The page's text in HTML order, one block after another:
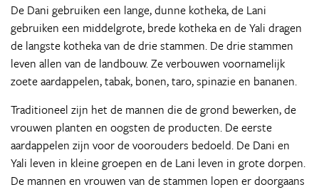
De Dani gebruiken een lange, dunne kotheka, de Lani
gebruiken een middelgrote, brede kotheka en de Yali dragen
de langste kotheka van de drie stammen. De drie stammen
leven allen van de landbouw. Ze verbouwen voornamelijk
zoete aardappelen, tabak, bonen, taro, spinazie en bananen.
Traditioneel zijn het de mannen die de grond bewerken, de
vrouwen planten en oogsten de producten. De eerste
aardappelen zijn voor de voorouders bedoeld. De Dani en
Yali leven in kleine groepen en de Lani leven in grote dorpen.
De mannen en vrouwen van de stammen lopen er doorgaans